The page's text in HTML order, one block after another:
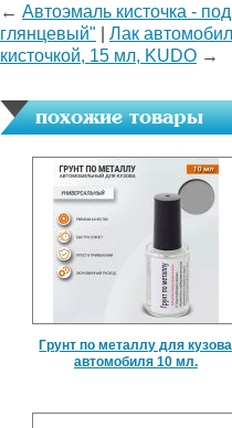
← Автоэмаль кисточка -
глянцевый"
Лак
кисточкой, 15 мл, KUDO →
похожие товары
Грунт по металлу для кузова
автомобиля 10 мл.